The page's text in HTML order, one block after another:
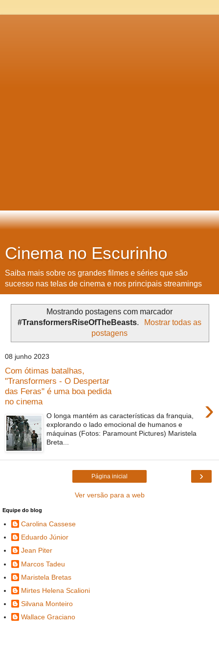
Cinema no Escurinho
Saiba mais sobre os grandes filmes e séries que são
sucesso nas telas de cinema e nos principais streamings
Mostrando postagens com marcador
#TransformersRiseOfTheBeasts.
Mostrar todas as
postagens
08 junho 2023
Com ótimas batalhas,
"Transformers - O Despertar
das Feras" é uma boa pedida
no cinema
›
O longa mantém as características da franquia,
explorando o lado emocional de humanos e
máquinas (Fotos: Paramount Pictures) Maristela
Breta...
›
Página inicial
Ver versão para a web
Equipe do blog
Carolina Cassese
Eduardo Júnior
Jean Piter
Marcos Tadeu
Maristela Bretas
Mirtes Helena Scalioni
Silvana Monteiro
Wallace Graciano